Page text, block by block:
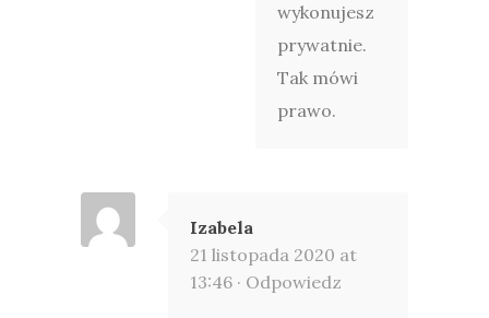
wykonujesz
prywatnie.
Tak mówi
prawo.
Izabela
21 listopada 2020 at
13:46 · Odpowiedz